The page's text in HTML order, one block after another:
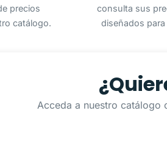
precios
catálogo.
consulta sus
diseñados
Acceda a nuestro catálogo